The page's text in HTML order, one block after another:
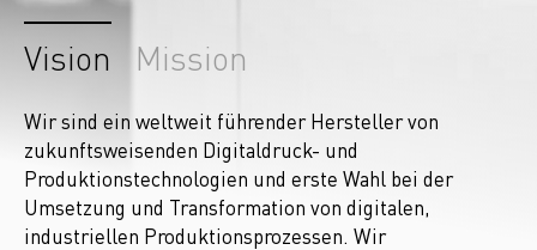
Vision Mission
Wir sind ein weltweit führender Hersteller von
zukunftsweisenden Digitaldruck- und
Produktionstechnologien und erste Wahl bei der
Umsetzung und Transformation von digitalen,
industriellen Produktionsprozessen. Wir